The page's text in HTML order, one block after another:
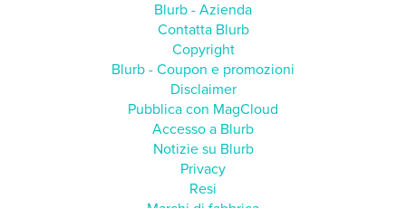
Blurb - Azienda
Contatta Blurb
Copyright
Blurb - Coupon e promozioni
Disclaimer
Pubblica con MagCloud
Accesso a Blurb
Notizie su Blurb
Privacy
Resi